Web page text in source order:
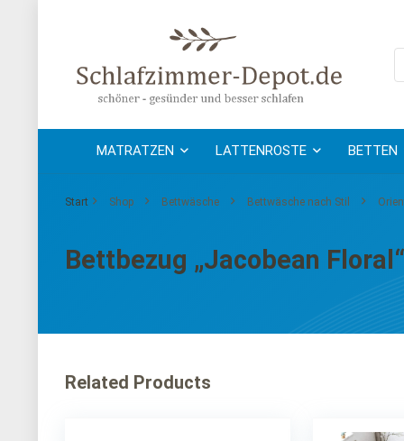
MATRATZEN LATTENROSTE BETTEN
Start Shop Bettwäsche Bettwäsche nach Stil
Bettbezug „Jacobean Floral“
Related Products